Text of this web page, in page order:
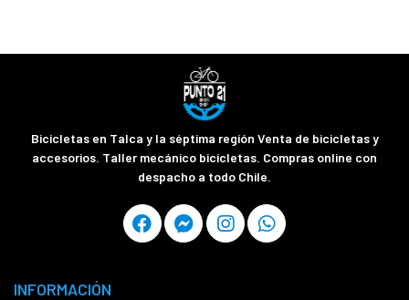
Bicicletas en Talca y la séptima región Venta de bicicletas y
accesorios. Taller mecánico bicicletas. Compras online con
despacho a todo Chile.
INFORMACIÓN